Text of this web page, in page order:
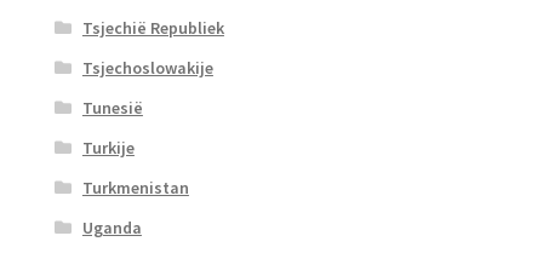
Tsjechië Republiek
Tsjechoslowakije
Tunesië
Turkije
Turkmenistan
Uganda